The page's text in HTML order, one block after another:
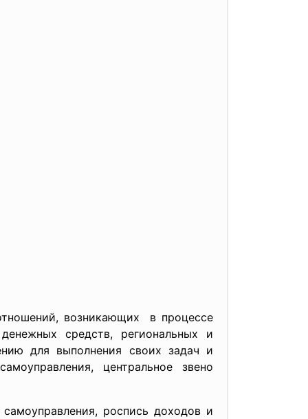
возникающих в процессе
средств, региональных и
для выполнения своих задач и
центральное звено
роспись доходов и